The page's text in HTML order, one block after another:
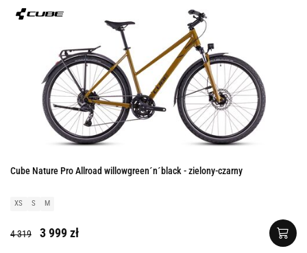
Cube Nature Pro Allroad willowgreen´n´black - zielony-czarny
XS S M
4 319 3 999 zł